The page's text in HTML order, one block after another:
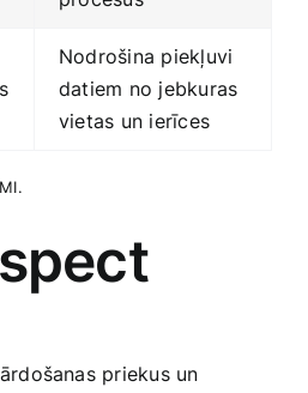
Nodrošina‍ piekļuvi
datiem no jebkuras
vietas un ierīces
priekus un